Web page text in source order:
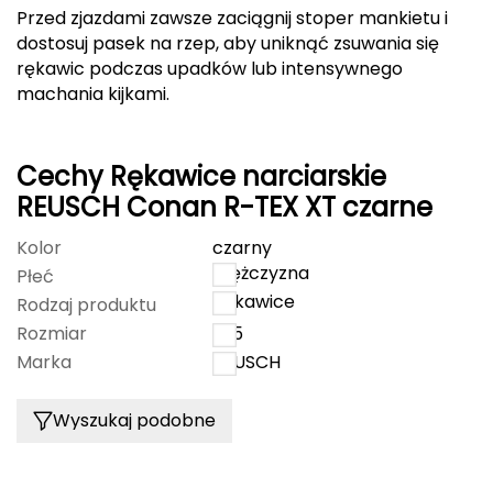
Elmer by Swany
Extremities
Fjord Nansen
G
GIVOVA
GSI Outdoors
Przed zjazdami zawsze zaciągnij stoper mankietu i
dostosuj pasek na rzep, aby uniknąć zsuwania się
rękawic podczas upadków lub intensywnego
machania kijkami.
Cechy Rękawice narciarskie
REUSCH Conan R-TEX XT czarne
Kolor
czarny
Płeć
mężczyzna
Rodzaj produktu
Rękawice
Rozmiar
10.5
Marka
REUSCH
Wyszukaj podobne